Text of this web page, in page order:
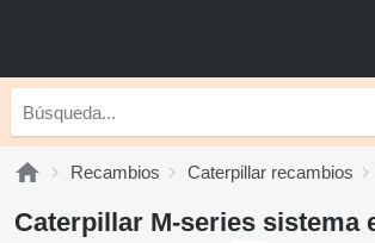
Recambios Caterpillar recambios
Caterpillar M-series sistema